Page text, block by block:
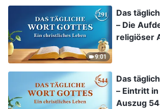
9:01
Das
– Die
religiöser
Das
– Eintritt in
Auszug